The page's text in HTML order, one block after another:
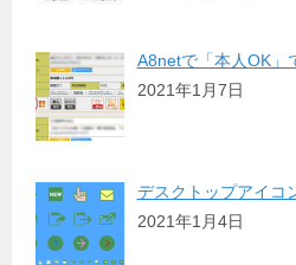
A8netで「本人OK」
2021年1月7日
デスクトップアイコ
2021年1月4日